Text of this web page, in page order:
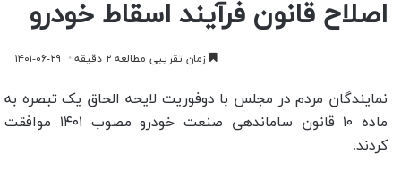
اصلاح قانون فرآیند اسقاط خودرو
۱۴۰۱-۰۶-۲۹ زمان تقریبی مطالعه ۲ دقیقه
نمایندگان مردم در مجلس با دوفوریت لایحه الحاق یک تبصره به
ماده ۱۰ قانون ساماندهی صنعت خودرو مصوب ۱۴۰۱ موافقت
کردند.